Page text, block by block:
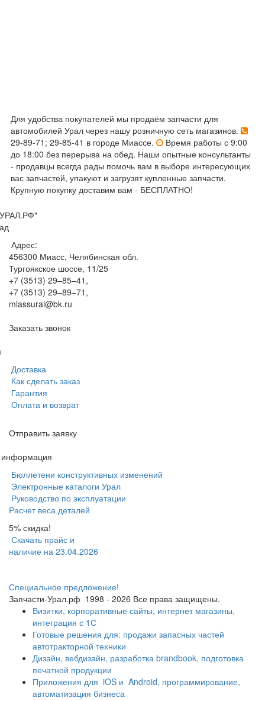
Для удобства покупателей мы продаём запчасти для
автомобилей Урал через нашу розничную сеть магазинов.
29-89-71; 29-85-41 в городе Миассе.
Время работы с 9:00
до 18:00 без перерыва на обед. Наши опытные консультанты
- продавцы всегда рады помочь вам в выборе интересующих
вас запчастей, упакуют и загрузят купленные запчасти.
Крупную покупку доставим вам - БЕСПЛАТНО!
Адрес:
456300 Миасс, Челябинская обл.
Тургоякское шоссе, 11/25
+7 (3513) 29–85–41 ,
+7 (3513) 29–89–71 ,
miassural@bk.ru
Заказать звонок
Доставка
Как сделать заказ
Гарантия
Оплата и возврат
Отправить заявку
информация
Бюллетени конструктивных изменений
Электронные каталоги Урал
Руководство по эксплуатации
Расчет веса деталей
5% скидка!
Скачать прайс и
наличие на 23.04.2026
Специальное предложение!
Запчасти-Урал.рф 1998 - 2026 Все права защищены.
Визитки, корпоративные сайты, интернет магазины,
интеграция с 1С
Готовые решения для: продажи запасных частей
автотракторной техники
Дизайн, вебдизайн, разработка brandbook, подготовка
печатной продукции
Приложения для iOS и Android, программирование,
автоматизация бизнеса